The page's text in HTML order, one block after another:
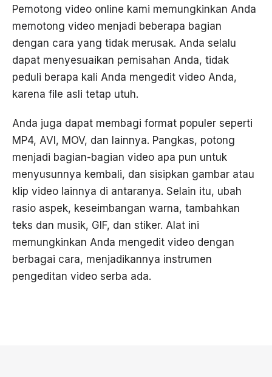
Pemotong video online kami memungkinkan Anda
memotong video menjadi beberapa bagian
dengan cara yang tidak merusak. Anda selalu
dapat menyesuaikan pemisahan Anda, tidak
peduli berapa kali Anda mengedit video Anda,
karena file asli tetap utuh.
Anda juga dapat membagi format populer seperti
MP4, AVI, MOV, dan lainnya. Pangkas, potong
menjadi bagian-bagian video apa pun untuk
menyusunnya kembali, dan sisipkan gambar atau
klip video lainnya di antaranya. Selain itu, ubah
rasio aspek, keseimbangan warna, tambahkan
teks dan musik, GIF, dan stiker. Alat ini
memungkinkan Anda mengedit video dengan
berbagai cara, menjadikannya instrumen
pengeditan video serba ada.